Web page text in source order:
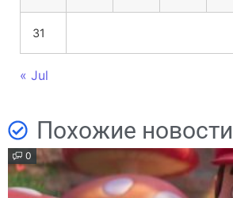
31
« Jul
Похожие новости
0